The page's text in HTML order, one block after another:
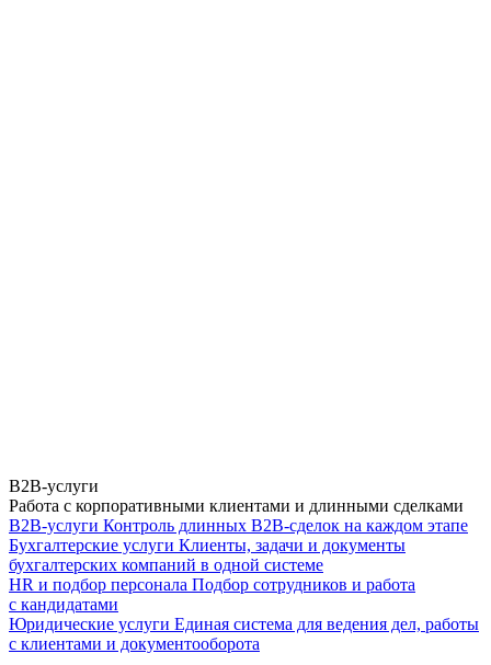
B2B-услуги
Работа с корпоративными клиентами и длинными сделками
B2B-услуги Контроль длинных B2B-сделок на каждом этапе
Бухгалтерские услуги Клиенты, задачи и документы
бухгалтерских компаний в одной системе
HR и подбор персонала Подбор сотрудников и работа
с кандидатами
Юридические услуги Единая система для ведения дел, работы
с клиентами и документооборота